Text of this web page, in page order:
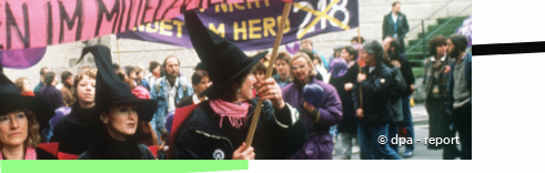
©dpa - report